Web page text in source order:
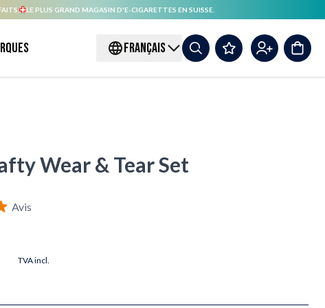
LE PLUS GRAND MAGASIN D'E-CIGARETTES EN SUISSE.
FRANÇAIS
Wear & Tear Set
Avis
TVA incl.